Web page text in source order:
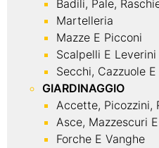
Badili, Pale,
Martelleria
Mazze E Picconi
Scalpelli E Leverini
Secchi, Cazzuole
GIARDINAGGIO
Accette, Picozzini,
Asce, Mazzescuri
Forche E Vanghe